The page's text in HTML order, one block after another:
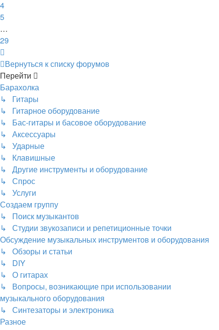
4
5
…
29
Вернуться к списку форумов
Перейти
Барахолка
↳ Гитары
↳ Гитарное оборудование
↳ Бас-гитары и басовое оборудование
↳ Аксессуары
↳ Ударные
↳ Клавишные
↳ Другие инструменты и оборудование
↳ Спрос
↳ Услуги
Создаем группу
↳ Поиск музыкантов
↳ Студии звукозаписи и репетиционные точки
Обсуждение музыкальных инструментов и оборудования
↳ Обзоры и статьи
↳ DIY
↳ О гитарах
↳ Вопросы, возникающие при использовании
музыкального оборудования
↳ Синтезаторы и электроника
Разное